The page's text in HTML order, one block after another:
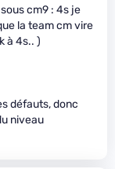
cm9 : 4s je
la team cm vire
à 4s.. )
défauts, donc
niveau